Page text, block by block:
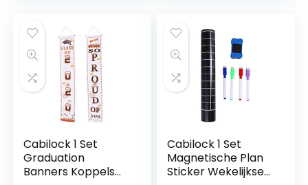
Cabilock 1 Set
Graduation
Banners Koppels
Cabilock 1 Set
Magnetische Plan
Sticker Wekelijkse